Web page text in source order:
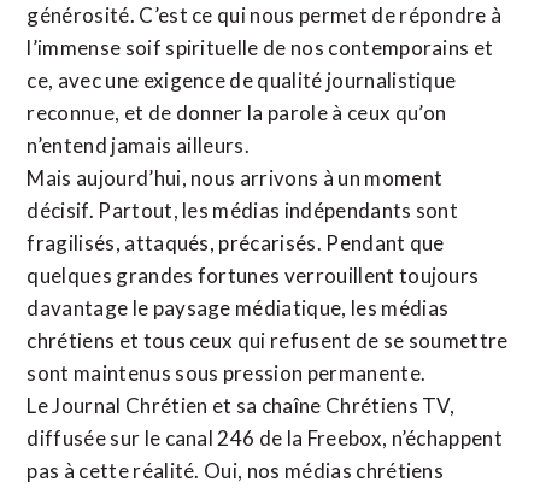
générosité. C’est ce qui nous permet de répondre à
l’immense soif spirituelle de nos contemporains et
ce, avec une exigence de qualité journalistique
reconnue, et de donner la parole à ceux qu’on
n’entend jamais ailleurs.
Mais aujourd’hui, nous arrivons à un moment
décisif. Partout, les médias indépendants sont
fragilisés, attaqués, précarisés. Pendant que
quelques grandes fortunes verrouillent toujours
davantage le paysage médiatique, les médias
chrétiens et tous ceux qui refusent de se soumettre
sont maintenus sous pression permanente.
Le Journal Chrétien et sa chaîne Chrétiens TV,
diffusée sur le canal 246 de la Freebox, n’échappent
pas à cette réalité. Oui, nos médias chrétiens